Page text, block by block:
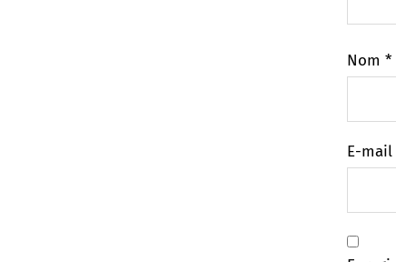
Nom *
E-mail